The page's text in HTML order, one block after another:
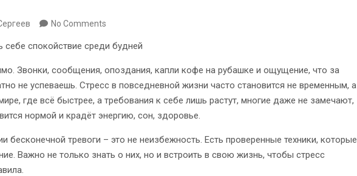
No Comments
себе спокойствие среди будней
Звонки, сообщения, опоздания, капли кофе на рубашке и ощущение, что за
не успеваешь. Стресс в повседневной жизни часто становится не временным, а
где всё быстрее, а требования к себе лишь растут, многие даже не замечают,
нормой и крадёт энергию, сон, здоровье.
бесконечной тревоги – это не неизбежность. Есть проверенные техники, которые
Важно не только знать о них, но и встроить в свою жизнь, чтобы стресс